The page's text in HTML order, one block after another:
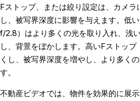
Fストップ、または絞り設定は、カメラ
し、被写界深度に影響を与えます。低
f/2.8）はより多くの光を取り入れ、浅
し、背景をぼかします。高いFストッ
くし、被写界深度を増やし、より多く
す。
不動産ビデオでは、物件を効果的に展